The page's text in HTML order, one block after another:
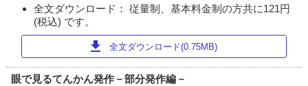
全文ダウンロード： 従量制、基本料金制の方共に121円
(税込) です。
download 全文ダウンロード(0.75MB)
眼で見るてんかん発作－部分発作編－